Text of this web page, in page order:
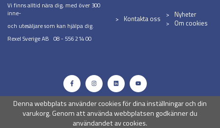
Vi finns alltid nära dig, med över 300
inne-
och utesäljare som kan hjälpa dig.
Rexel Sverige AB 08 - 556 214 00
Kontakta oss
Nyheter
Om cookies
Denna webbplats använder cookies för dina inställningar och din
varukorg. Genom att använda webbplatsen godkänner du
användandet av cookies.